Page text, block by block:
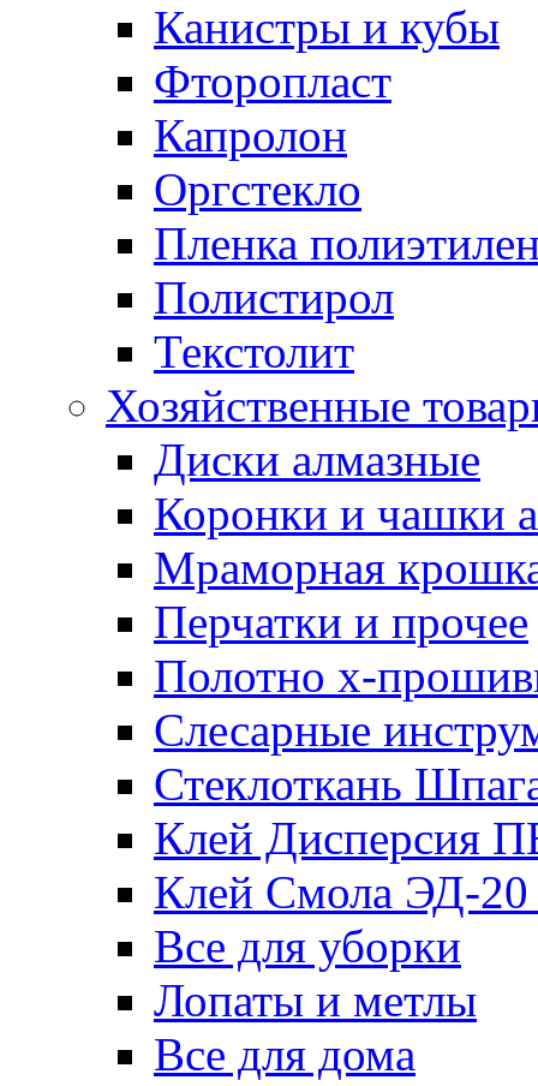
Канистры и кубы
Фторопласт
Капролон
Оргстекло
Пленка
Полистирол
Текстолит
Хозяйственные
Диски алмазные
Коронки и чашки
Мраморная
Перчатки и прочее
Полотно х-
Слесарные
Стеклоткань
Клей Дисперсия
Клей Смола ЭД-20
Все для уборки
Лопаты и метлы
Все для дома